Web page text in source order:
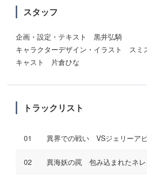
スタッフ
企画・設定・テキスト 黒井弘騎
キャラクターデザイン・イラスト スミ
キャスト 片倉ひな
トラックリスト
異界での戦い VSジェリーア
異海妖の罠 包み込まれたネレ